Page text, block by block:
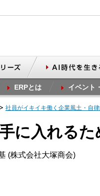
ERPとは イベント
社員がイキイキ働く企業風土・自
に入れるた
(株式会社大塚商会)